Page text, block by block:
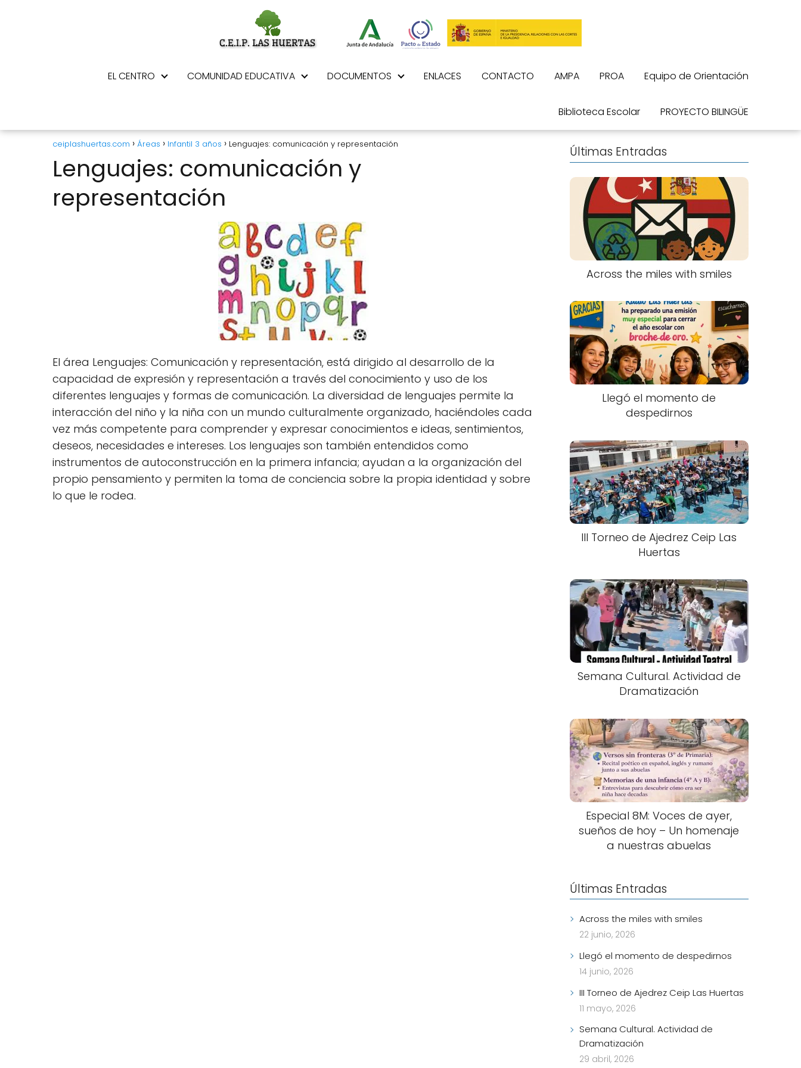
EL CENTRO COMUNIDAD EDUCATIVA DOCUMENTOS ENLACES CONTACTO AMPA PROA Equipo de Orientación
Biblioteca Escolar PROYECTO BILINGÜE
ceiplashuertas.com Áreas Infantil 3 años Lenguajes: comunicación y representación
Lenguajes: comunicación y
representación
El área Lenguajes: Comunicación y representación, está dirigido al desarrollo de la
capacidad de expresión y representación a través del conocimiento y uso de los
diferentes lenguajes y formas de comunicación. La diversidad de lenguajes permite la
interacción del niño y la niña con un mundo culturalmente organizado, haciéndoles cada
vez más competente para comprender y expresar conocimientos e ideas, sentimientos,
deseos, necesidades e intereses. Los lenguajes son también entendidos como
instrumentos de autoconstrucción en la primera infancia; ayudan a la organización del
propio pensamiento y permiten la toma de conciencia sobre la propia identidad y sobre
lo que le rodea.
Últimas Entradas
Across the miles with smiles
Llegó el momento de
despedirnos
III Torneo de Ajedrez Ceip Las
Huertas
Semana Cultural. Actividad de
Dramatización
Especial 8M: Voces de ayer,
sueños de hoy – Un homenaje
a nuestras abuelas
Últimas Entradas
Across the miles with smiles
22 junio, 2026
Llegó el momento de despedirnos
14 junio, 2026
III Torneo de Ajedrez Ceip Las Huertas
11 mayo, 2026
Semana Cultural. Actividad de
Dramatización
29 abril, 2026